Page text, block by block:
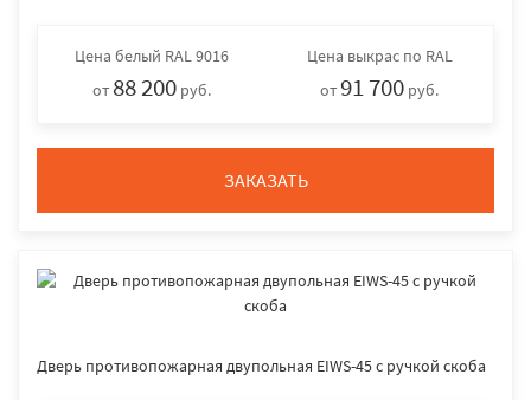
Цена белый RAL 9016
от 88 200 руб.
Цена выкрас по RAL
от91 700 руб.
ЗАКАЗАТЬ
Дверь противопожарная двупольная EIWS-45 с ручкой скоба